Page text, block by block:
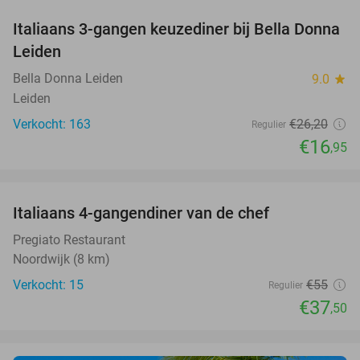
35%
Italiaans 3-gangen keuzediner bij Bella Donna
Leiden
Bella Donna Leiden 9.0 star
Leiden
Verkocht: 163
Regulier €26,20
€16,95
Italiaans 4-gangendiner van de chef
Pregiato Restaurant
Noordwijk (8 km)
Verkocht: 15
Regulier €55
€37,50